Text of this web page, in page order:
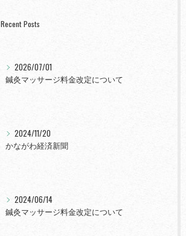
Recent Posts
2026/07/01
鍼灸マッサージ料金改定について
2024/11/20
かながわ経済新聞
2024/06/14
鍼灸マッサージ料金改定について